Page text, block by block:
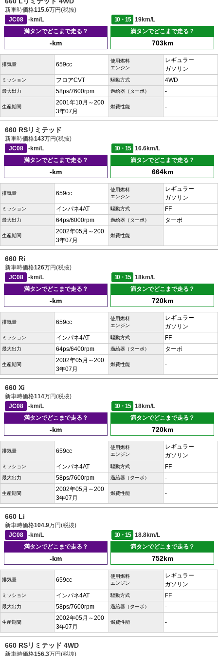
新車時価格115.6万円(税抜)
JC08
-km/L 10・15
19km/L
満タンでどこまで走る？
-km
満タンでどこまで走る？
703km
排気量 659cc
使用燃料
エンジン
レギュラー
ガソリン
ミッション フロアCVT 駆動方式 4WD
最大出力 58ps/7600rpm 過給器（ターボ） -
生産期間
2001年10月～200
3年07月
燃費性能 -
660 RSリミテッド
新車時価格143万円(税抜)
JC08
-km/L 10・15
16.6km/L
満タンでどこまで走る？
-km
満タンでどこまで走る？
664km
排気量 659cc
使用燃料
エンジン
レギュラー
ガソリン
ミッション インパネ4AT 駆動方式 FF
最大出力 64ps/6000rpm 過給器（ターボ） ターボ
生産期間
2002年05月～200
3年07月
燃費性能 -
660 Ri
新車時価格126万円(税抜)
JC08
-km/L 10・15
18km/L
満タンでどこまで走る？
-km
満タンでどこまで走る？
720km
排気量 659cc
使用燃料
エンジン
レギュラー
ガソリン
ミッション インパネ4AT 駆動方式 FF
最大出力 64ps/6400rpm 過給器（ターボ） ターボ
生産期間
2002年05月～200
3年07月
燃費性能 -
660 Xi
新車時価格114万円(税抜)
JC08
-km/L 10・15
18km/L
満タンでどこまで走る？
-km
満タンでどこまで走る？
720km
排気量 659cc
使用燃料
エンジン
レギュラー
ガソリン
ミッション インパネ4AT 駆動方式 FF
最大出力 58ps/7600rpm 過給器（ターボ） -
生産期間
2002年05月～200
3年07月
燃費性能 -
660 Li
新車時価格104.9万円(税抜)
JC08
-km/L 10・15
18.8km/L
満タンでどこまで走る？
-km
満タンでどこまで走る？
752km
排気量 659cc
使用燃料
エンジン
レギュラー
ガソリン
ミッション インパネ4AT 駆動方式 FF
最大出力 58ps/7600rpm 過給器（ターボ） -
生産期間
2002年05月～200
3年07月
燃費性能 -
660 RSリミテッド 4WD
新車時価格156.3万円(税抜)